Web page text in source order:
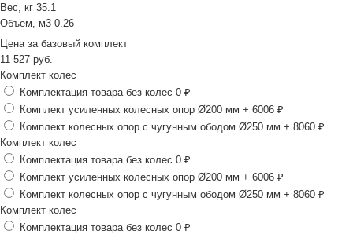
Вес, кг 35.1
Объем, м3 0.26
Цена за базовый комплект
11 527 руб.
Комплект колес
Комплектация товара без колес 0 ₽
Комплект усиленных колесных опор Ø200 мм + 6006 ₽
Комплект колесных опор с чугунным ободом Ø250 мм + 8060 ₽
Комплект колес
Комплектация товара без колес 0 ₽
Комплект усиленных колесных опор Ø200 мм + 6006 ₽
Комплект колесных опор с чугунным ободом Ø250 мм + 8060 ₽
Комплект колес
Комплектация товара без колес 0 ₽